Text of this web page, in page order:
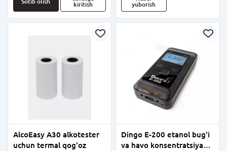
kiritish
yuborish
AlcoEasy A30 alkotester
uchun termal qog'oz
Dingo E-200 etanol bug'i
va havo konsentratsiyasi